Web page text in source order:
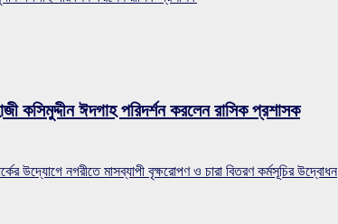
কসিমুদ্দীন ঈদগাহ পরিদর্শন করলেন রাসিক প্রশাসক
উদ্যোগে নগরীতে মাসব্যাপী বৃক্ষরোপণ ও চারা বিতরণ কর্মসূচির উদ্বোধন